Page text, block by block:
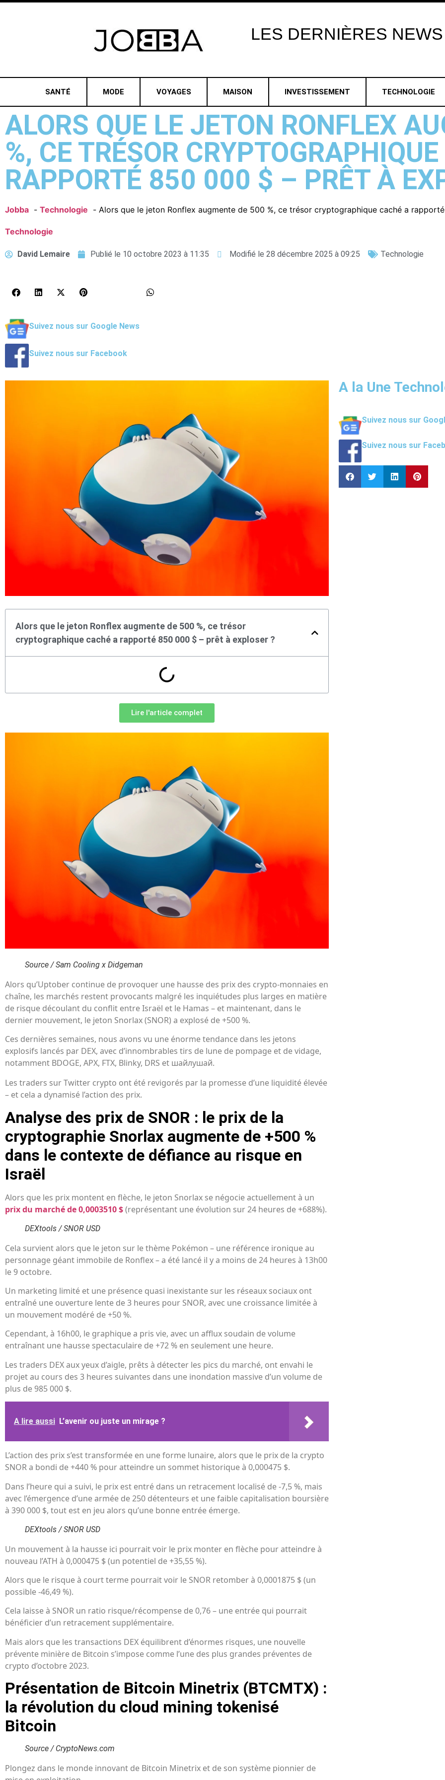
LES DERNIÈRES NEWS
SANTÉ MODE VOYAGES MAISON INVESTISSEMENT TECHNOLOGIE
ALORS QUE LE JETON RONFLEX
%, CE TRÉSOR
RAPPORTÉ 850 000 $ – PRÊT À
Jobba Technologie Alors que le jeton Ronflex augmente de 500 %, ce trésor cryptographique caché a
Technologie
David Lemaire Publié le 10 octobre 2023 à 11:35 Modifié le 28 décembre 2025 à 09:25 Technologie
Suivez nous sur Google News
Suivez nous sur Facebook
Alors que le jeton Ronflex augmente de 500 %, ce trésor
cryptographique caché a rapporté 850 000 $ – prêt à exploser ?
Lire l'article complet
Source / Sam Cooling x Didgeman
Alors qu’Uptober continue de provoquer une hausse des prix des crypto-monnaies en
chaîne, les marchés restent provocants malgré les inquiétudes plus larges en matière
de risque découlant du conflit entre Israël et le Hamas – et maintenant, dans le
dernier mouvement, le jeton Snorlax (SNOR) a explosé de +500 %.
Ces dernières semaines, nous avons vu une énorme tendance dans les jetons
explosifs lancés par DEX, avec d’innombrables tirs de lune de pompage et de vidage,
notamment BDOGE, APX, FTX, Blinky, DRS et шайлушай.
Les traders sur Twitter crypto ont été revigorés par la promesse d’une liquidité élevée
– et cela a dynamisé l’action des prix.
Analyse des prix de SNOR : le prix de la
cryptographie Snorlax augmente de +500 %
dans le contexte de défiance au risque en
Israël
Alors que les prix montent en flèche, le jeton Snorlax se négocie actuellement à un
prix du marché de 0,0003510 $(représentant une évolution sur 24 heures de +688%).
DEXtools / SNOR USD
Cela survient alors que le jeton sur le thème Pokémon – une référence ironique au
personnage géant immobile de Ronflex – a été lancé il y a moins de 24 heures à 13h00
le 9 octobre.
Un marketing limité et une présence quasi inexistante sur les réseaux sociaux ont
entraîné une ouverture lente de 3 heures pour SNOR, avec une croissance limitée à
un mouvement modéré de +50 %.
Cependant, à 16h00, le graphique a pris vie, avec un afflux soudain de volume
entraînant une hausse spectaculaire de +72 % en seulement une heure.
Les traders DEX aux yeux d’aigle, prêts à détecter les pics du marché, ont envahi le
projet au cours des 3 heures suivantes dans une inondation massive d’un volume de
plus de 985 000 $.
A lire aussi L’avenir ou juste un mirage ?
L’action des prix s’est transformée en une forme lunaire, alors que le prix de la crypto
SNOR a bondi de +440 % pour atteindre un sommet historique à 0,000475 $.
Dans l’heure qui a suivi, le prix est entré dans un retracement localisé de -7,5 %, mais
avec l’émergence d’une armée de 250 détenteurs et une faible capitalisation boursière
à 390 000 $, tout est en jeu alors qu’une bonne entrée émerge.
DEXtools / SNOR USD
Un mouvement à la hausse ici pourrait voir le prix monter en flèche pour atteindre à
nouveau l’ATH à 0,000475 $ (un potentiel de +35,55 %).
Alors que le risque à court terme pourrait voir le SNOR retomber à 0,0001875 $ (un
possible -46,49 %).
Cela laisse à SNOR un ratio risque/récompense de 0,76 – une entrée qui pourrait
bénéficier d’un retracement supplémentaire.
Mais alors que les transactions DEX équilibrent d’énormes risques, une nouvelle
prévente minière de Bitcoin s’impose comme l’une des plus grandes préventes de
crypto d’octobre 2023.
Présentation de Bitcoin Minetrix (BTCMTX) :
la révolution du cloud mining tokenisé
Bitcoin
Source / CryptoNews.com
Plongez dans le monde innovant de Bitcoin Minetrix et de son système pionnier de
A la Une
Suivez nous sur
Suivez nous sur